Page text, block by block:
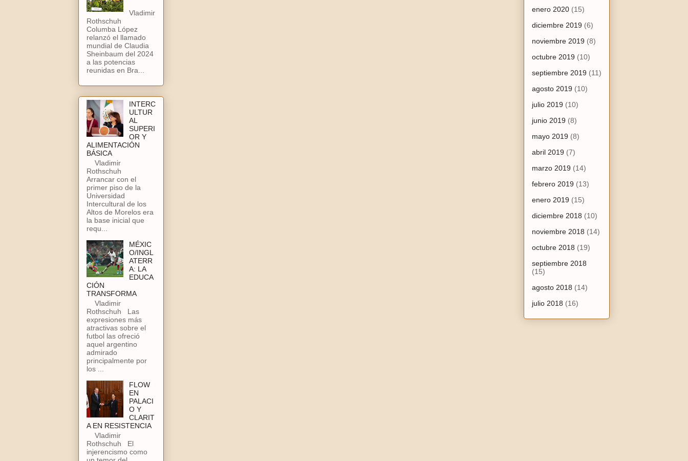
Vladimir
Rothschuh
Columba López
relanzó el llamado
mundial de Claudia
Sheinbaum del 2024
a las potencias
reunidas en Bra...
INTERC
ULTUR
AL
SUPERI
OR Y
ALIMENTACIÓN
BÁSICA
Vladimir
Rothschuh
Arrancar con el
primer piso de la
Universidad
Intercultural de los
Altos de Morelos era
la base inicial que
requ...
MÉXIC
O/INGL
ATERR
A: LA
EDUCA
CIÓN
TRANSFORMA
Vladimir
Rothschuh Las
expresiones más
atractivas sobre el
futbol las ofreció
aquel argentino
admirado
principalmente por
los ...
FLOW
EN
PALACI
O Y
CLARIT
A EN RESISTENCIA
Vladimir
Rothschuh El
injerencismo como
enero 2020 (15)
diciembre 2019 (6)
noviembre 2019 (8)
octubre 2019 (10)
septiembre 2019 (11)
agosto 2019 (10)
julio 2019 (10)
junio 2019 (8)
mayo 2019 (8)
abril 2019 (7)
marzo 2019 (14)
febrero 2019 (13)
enero 2019 (15)
diciembre 2018 (10)
noviembre 2018 (14)
octubre 2018 (19)
septiembre 2018
(15)
agosto 2018 (14)
julio 2018 (16)